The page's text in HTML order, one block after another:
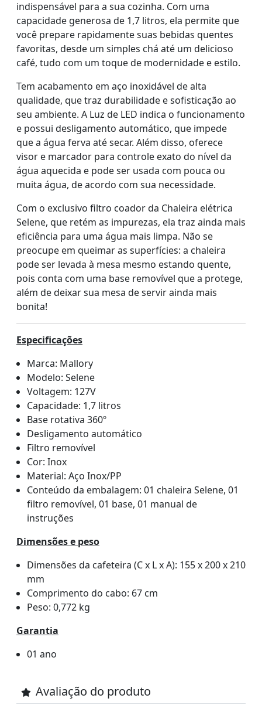
indispensável para a sua cozinha. Com uma
capacidade generosa de 1,7 litros, ela permite que
você prepare rapidamente suas bebidas quentes
favoritas, desde um simples chá até um delicioso
café, tudo com um toque de modernidade e estilo.
Tem acabamento em aço inoxidável de alta
qualidade, que traz durabilidade e sofisticação ao
seu ambiente. A Luz de LED indica o funcionamento
e possui desligamento automático, que impede
que a água ferva até secar. Além disso, oferece
visor e marcador para controle exato do nível da
água aquecida e pode ser usada com pouca ou
muita água, de acordo com sua necessidade.
Com o exclusivo filtro coador da Chaleira elétrica
Selene, que retém as impurezas, ela traz ainda mais
eficiência para uma água mais limpa. Não se
preocupe em queimar as superfícies: a chaleira
pode ser levada à mesa mesmo estando quente,
pois conta com uma base removível que a protege,
além de deixar sua mesa de servir ainda mais
bonita!
Especificações
Marca: Mallory
Modelo: Selene
Voltagem: 127V
Capacidade: 1,7 litros
Base rotativa 360º
Desligamento automático
Filtro removível
Cor: Inox
Material: Aço Inox/PP
Conteúdo da embalagem: 01 chaleira Selene, 01
filtro removível, 01 base, 01 manual de
instruções
Dimensões e peso
Dimensões da cafeteira (C x L x A): 155 x 200 x 210
mm
Comprimento do cabo: 67 cm
Peso: 0,772 kg
Garantia
01 ano
Avaliação do produto